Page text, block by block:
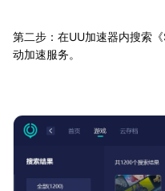
第二步：在UU加速器内搜索
动加速服务。